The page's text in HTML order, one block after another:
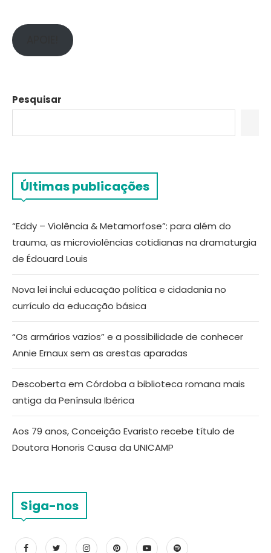
Pesquisar
Últimas publicações
“Eddy – Violência & Metamorfose”: para além do
trauma, as microviolências cotidianas na dramaturgia
de Édouard Louis
Nova lei inclui educação política e cidadania no
currículo da educação básica
“Os armários vazios” e a possibilidade de conhecer
Annie Ernaux sem as arestas aparadas
Descoberta em Córdoba a biblioteca romana mais
antiga da Península Ibérica
Aos 79 anos, Conceição Evaristo recebe título de
Doutora Honoris Causa da UNICAMP
Siga-nos